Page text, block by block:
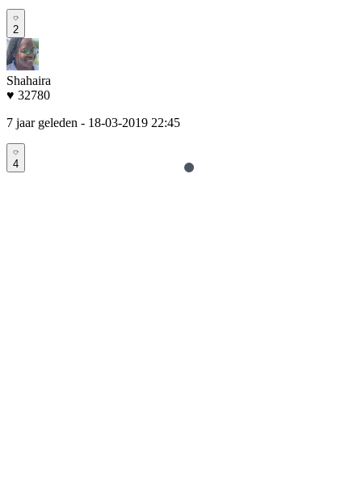
2
Shahaira
♥ 32780
7 jaar geleden - 18-03-2019 22:45
4